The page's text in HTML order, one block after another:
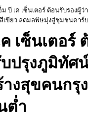
ม บี เค เซ็นเตอร์ ต้อนรับรอง
เขียว ลดมลพิษมุ่งสู่ชุมชนคาร์
เซ็นเตอร์
ปรุงภูมิทั
งสุขคนก
ต่ำ